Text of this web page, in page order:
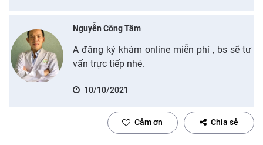
Nguyễn Công Tâm
A đăng ký khám online miễn phí , bs sẽ tư
vấn trực tiếp nhé.
10/10/2021
Cảm ơn Chia sẻ